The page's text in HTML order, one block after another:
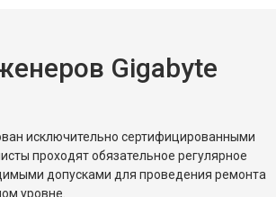
Gigabyte
исключительно сертифицированными
проходят обязательное регулярное
допусками для проведения ремонта
уровне.